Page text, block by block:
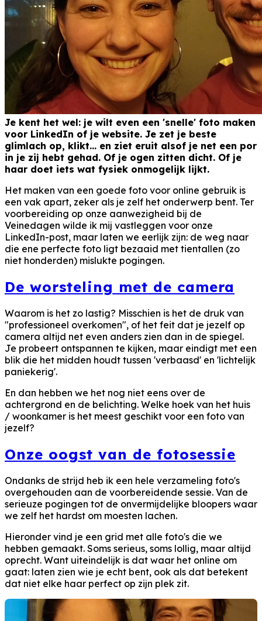
Je kent het wel: je wilt even een 'snelle' foto maken
voor LinkedIn of je website. Je zet je beste
glimlach op, klikt... en ziet eruit alsof je net een por
in je zij hebt gehad. Of je ogen zitten dicht. Of je
haar doet iets wat fysiek onmogelijk lijkt.
Het maken van een goede foto voor online gebruik is
een vak apart, zeker als je zelf het onderwerp bent. Ter
voorbereiding op onze aanwezigheid bij de
Veinedagen wilde ik mij vastleggen voor onze
LinkedIn-post, maar laten we eerlijk zijn: de weg naar
die ene perfecte foto ligt bezaaid met tientallen (zo
niet honderden) mislukte pogingen.
De worsteling met de camera
Waarom is het zo lastig? Misschien is het de druk van
"professioneel overkomen", of het feit dat je jezelf op
camera altijd net even anders zien dan in de spiegel.
Je probeert ontspannen te kijken, maar eindigt met een
blik die het midden houdt tussen 'verbaasd' en 'lichtelijk
paniekerig'.
En dan hebben we het nog niet eens over de
achtergrond en de belichting. Welke hoek van het huis
/ woonkamer is het meest geschikt voor een foto van
jezelf?
Onze oogst van de fotosessie
Ondanks de strijd heb ik een hele verzameling foto's
overgehouden aan de voorbereidende sessie. Van de
serieuze pogingen tot de onvermijdelijke bloopers waar
we zelf het hardst om moesten lachen.
Hieronder vind je een grid met alle foto's die we
hebben gemaakt. Soms serieus, soms lollig, maar altijd
oprecht. Want uiteindelijk is dat waar het online om
gaat: laten zien wie je echt bent, ook als dat betekent
dat niet elke haar perfect op zijn plek zit.